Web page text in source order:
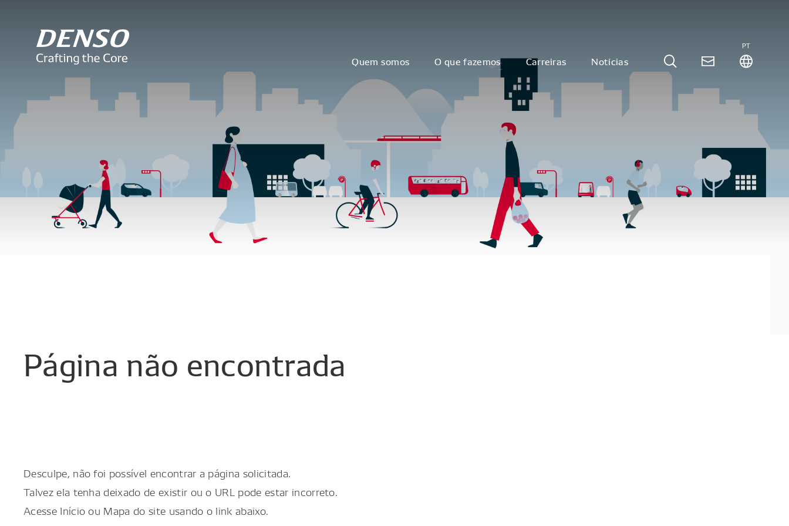
Quem somos O que fazemos Carreiras Notícias
PT
Página não encontrada
Desculpe, não foi possível encontrar a página solicitada.
Talvez ela tenha deixado de existir ou o URL pode estar incorreto.
Acesse Início ou Mapa do site usando o link abaixo.